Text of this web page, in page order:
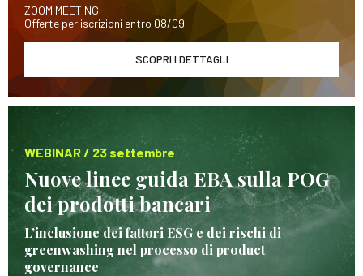
ZOOM MEETING
Offerte per iscrizioni entro 08/09
SCOPRI I DETTAGLI
WEBINAR / 23 settembre
Nuove linee guida EBA sulla POG
dei prodotti bancari
L’inclusione dei fattori ESG e dei rischi di
greenwashing nel processo di product
governance